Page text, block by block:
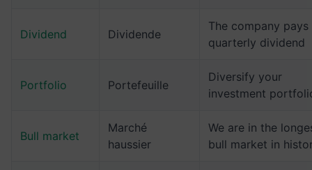
Dividend Dividende
The company pays
quarterly dividend
Portfolio Portefeuille
Diversify your
investment
Bull market
Marché
haussier
We are in the
bull market in